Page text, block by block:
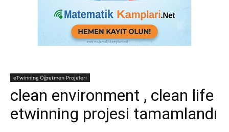
eTwinning Öğretmen Projeleri
clean environment , clean life
etwinning projesi tamamlandı